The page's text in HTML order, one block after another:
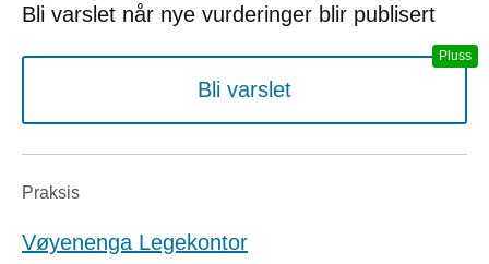
Bli varslet når nye vurderinger blir publisert
Bli varslet
Praksis
Vøyenenga Legekontor